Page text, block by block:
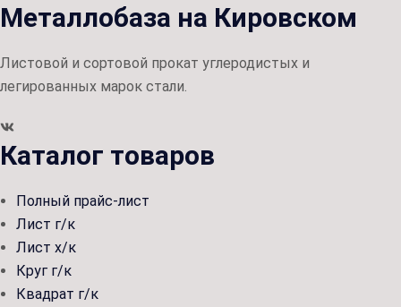
Металлобаза на Кировском
Листовой и сортовой прокат углеродистых и
легированных марок стали.
Каталог товаров
Полный прайс-лист
Лист г/к
Лист х/к
Круг г/к
Квадрат г/к